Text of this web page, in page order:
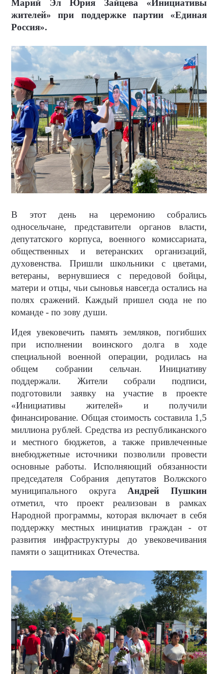
Марий Эл Юрия Зайцева «Инициативы
жителей» при поддержке партии «Единая
Россия».
В этот день на церемонию собрались
односельчане, представители органов власти,
депутатского корпуса, военного комиссариата,
общественных и ветеранских организаций,
духовенства. Пришли школьники с цветами,
ветераны, вернувшиеся с передовой бойцы,
матери и отцы, чьи сыновья навсегда остались на
полях сражений. Каждый пришел сюда не по
команде - по зову души.
Идея увековечить память земляков, погибших
при исполнении воинского долга в ходе
специальной военной операции, родилась на
общем собрании сельчан. Инициативу
поддержали. Жители собрали подписи,
подготовили заявку на участие в проекте
«Инициативы жителей» и получили
финансирование. Общая стоимость составила 1,5
миллиона рублей. Средства из республиканского
и местного бюджетов, а также привлеченные
внебюджетные источники позволили провести
основные работы. Исполняющий обязанности
председателя Собрания депутатов Волжского
муниципального округа Андрей Пушкин
отметил, что проект реализован в рамках
Народной программы, которая включает в себя
поддержку местных инициатив граждан - от
развития инфраструктуры до увековечивания
памяти о защитниках Отечества.